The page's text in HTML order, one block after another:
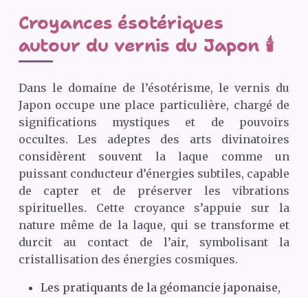
Croyances ésotériques
autour du vernis du Japon 🕯️
Dans le domaine de l’ésotérisme, le vernis du
Japon occupe une place particulière, chargé de
significations mystiques et de pouvoirs
occultes. Les adeptes des arts divinatoires
considèrent souvent la laque comme un
puissant conducteur d’énergies subtiles, capable
de capter et de préserver les vibrations
spirituelles. Cette croyance s’appuie sur la
nature même de la laque, qui se transforme et
durcit au contact de l’air, symbolisant la
cristallisation des énergies cosmiques.
Les pratiquants de la géomancie japonaise,